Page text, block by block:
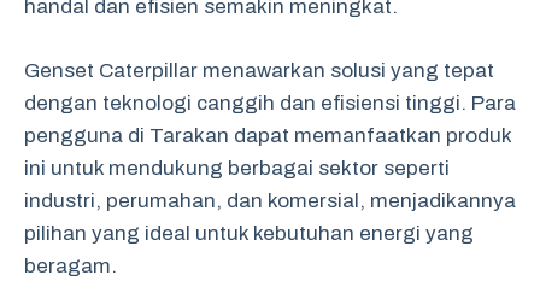
handal dan efisien semakin meningkat.
Genset Caterpillar menawarkan solusi yang tepat
dengan teknologi canggih dan efisiensi tinggi. Para
pengguna di Tarakan dapat memanfaatkan produk
ini untuk mendukung berbagai sektor seperti
industri, perumahan, dan komersial, menjadikannya
pilihan yang ideal untuk kebutuhan energi yang
beragam.